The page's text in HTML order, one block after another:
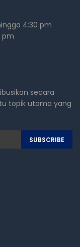
4:30 pm
pm
secara
topik utama yang
SUBSCRIBE